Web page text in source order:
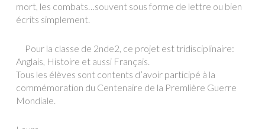
mort, les combats…souvent sous forme de lettre ou bien
écrits simplement.
Pour la classe de 2nde2, ce projet est tridisciplinaire:
Anglais, Histoire et aussi Français.
Tous les élèves sont contents d’avoir participé à la
commémoration du Centenaire de la Premlière Guerre
Mondiale.